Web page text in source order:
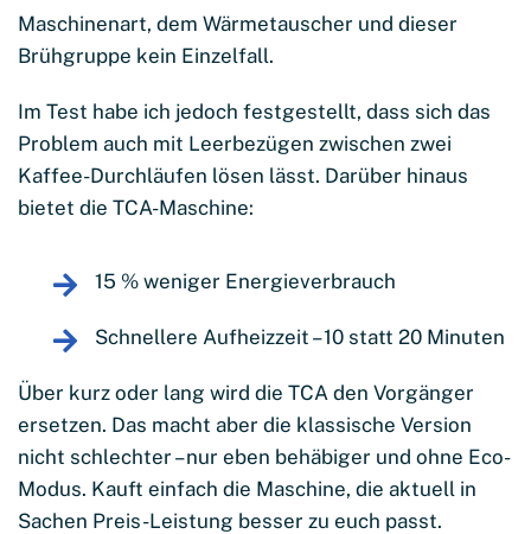
Maschinenart, dem Wärmetauscher und dieser
Brühgruppe kein Einzelfall.
Im Test habe ich jedoch festgestellt, dass sich das
Problem auch mit Leerbezügen zwischen zwei
Kaffee-Durchläufen lösen lässt. Darüber hinaus
bietet die TCA-Maschine:
15 % weniger Energieverbrauch
Schnellere Aufheizzeit – 10 statt 20 Minuten
Über kurz oder lang wird die TCA den Vorgänger
ersetzen. Das macht aber die klassische Version
nicht schlechter – nur eben behäbiger und ohne Eco-
Modus. Kauft einfach die Maschine, die aktuell in
Sachen Preis-Leistung besser zu euch passt.